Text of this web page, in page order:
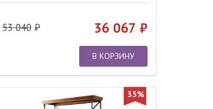
53 040 36 067
В КОРЗИНУ
35%